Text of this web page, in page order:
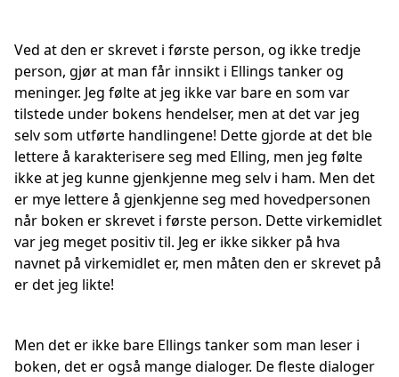
Ved at den er skrevet i første person, og ikke tredje
person, gjør at man får innsikt i Ellings tanker og
meninger. Jeg følte at jeg ikke var bare en som var
tilstede under bokens hendelser, men at det var jeg
selv som utførte handlingene! Dette gjorde at det ble
lettere å karakterisere seg med Elling, men jeg følte
ikke at jeg kunne gjenkjenne meg selv i ham. Men det
er mye lettere å gjenkjenne seg med hovedpersonen
når boken er skrevet i første person. Dette virkemidlet
var jeg meget positiv til. Jeg er ikke sikker på hva
navnet på virkemidlet er, men måten den er skrevet på
er det jeg likte!
Men det er ikke bare Ellings tanker som man leser i
boken, det er også mange dialoger. De fleste dialoger